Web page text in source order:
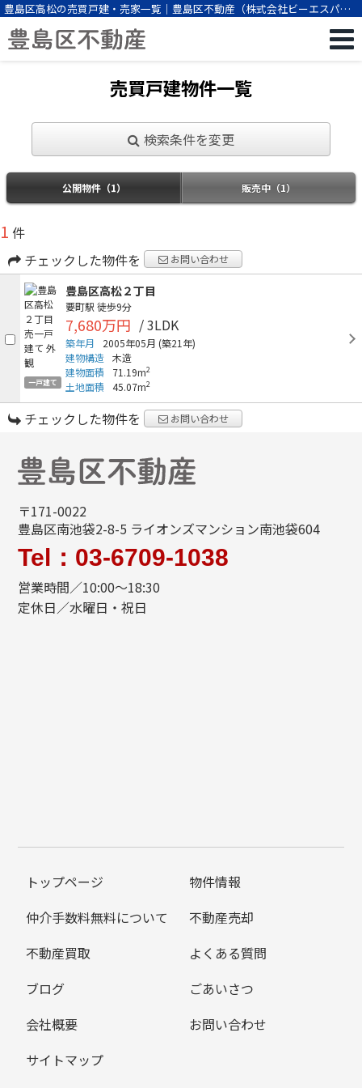
豊島区高松の売買戸建・売家一覧｜豊島区不動産（株式会社ビーエスパー
トナー）
売買戸建物件一覧
検索条件を変更
公開物件（1） 販売中（1）
1 件
チェックした物件を
お問い合わせ
一戸建て
豊島区高松２丁目
要町駅 徒歩9分
7,680万円 / 3LDK
築年月 2005年05月 (築21年)
建物構造 木造
建物面積
71.19m2
土地面積 45.07m2
チェックした物件を お問い合わせ
〒171-0022
豊島区南池袋2-8-5 ライオンズマンション南池袋604
Tel：03-6709-1038
営業時間／10:00～18:30
定休日／水曜日・祝日
トップページ
物件情報
仲介手数料無料について
不動産売却
不動産買取
よくある質問
ブログ
ごあいさつ
会社概要
お問い合わせ
サイトマップ